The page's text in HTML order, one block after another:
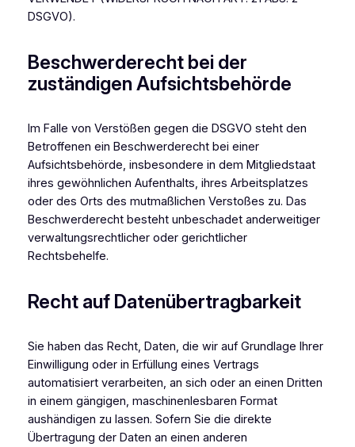
DSGVO).
Beschwerderecht bei der
zuständigen Aufsichtsbehörde
Im Falle von Verstößen gegen die DSGVO steht den
Betroffenen ein Beschwerderecht bei einer
Aufsichtsbehörde, insbesondere in dem Mitgliedstaat
ihres gewöhnlichen Aufenthalts, ihres Arbeitsplatzes
oder des Orts des mutmaßlichen Verstoßes zu. Das
Beschwerderecht besteht unbeschadet anderweitiger
verwaltungsrechtlicher oder gerichtlicher
Rechtsbehelfe.
Recht auf Datenübertragbarkeit
Sie haben das Recht, Daten, die wir auf Grundlage Ihrer
Einwilligung oder in Erfüllung eines Vertrags
automatisiert verarbeiten, an sich oder an einen Dritten
in einem gängigen, maschinenlesbaren Format
aushändigen zu lassen. Sofern Sie die direkte
Übertragung der Daten an einen anderen